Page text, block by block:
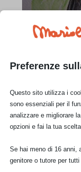
acquerello
cm 30 x cm 20
Preferenze
Questo sito utilizza i
sono essenziali per il
analizzare e migliorare
opzioni e fai la tua
Se hai meno di 16 anni,
genitore o tutore per